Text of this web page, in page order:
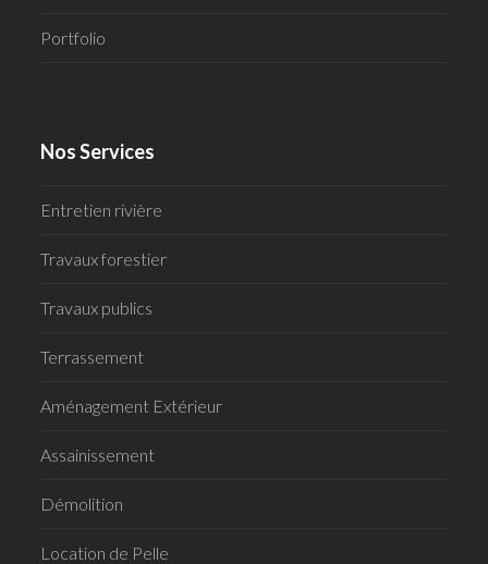
Portfolio
Nos Services
Entretien rivière
Travaux forestier
Travaux publics
Terrassement
Aménagement Extérieur
Assainissement
Démolition
Location de Pelle